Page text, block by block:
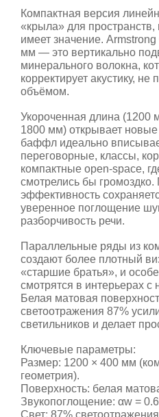
Компактная версия
«крыла» для
имеет значение.
мм — это вертикально
минерального волокна,
корректирует акустику,
объёмом.
Укороченная длина (1200
1800 мм) открывает
баффл идеально
переговорные, классы,
компактные open-space,
смотрелись бы громоздко.
эффективность
уверенное поглощение
разборчивость речи.
Параллельные ряды из
создают более плотный
«старшие братья», и
смотрятся в интерьерах
Белая матовая
светоотражения 87%
светильников и делает
Ключевые параметры:
Размер: 1200 × 400 мм
геометрия).
Поверхность: белая
Звукопоглощение: αw =
Свет: 87%